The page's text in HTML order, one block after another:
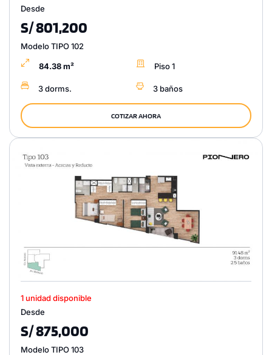
Desde
S/ 801,200
Modelo TIPO 102
84.38 m² Piso 1
3 dorms. 3 baños
COTIZAR AHORA
1 unidad disponible
Desde
S/ 875,000
Modelo TIPO 103